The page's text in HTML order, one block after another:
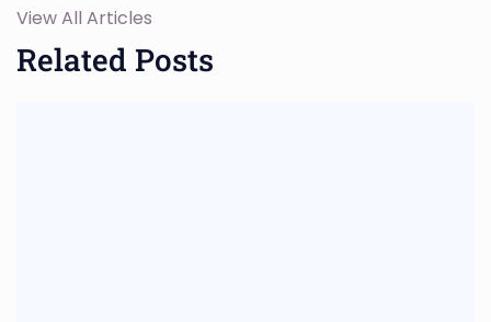
View All Articles
Related Posts